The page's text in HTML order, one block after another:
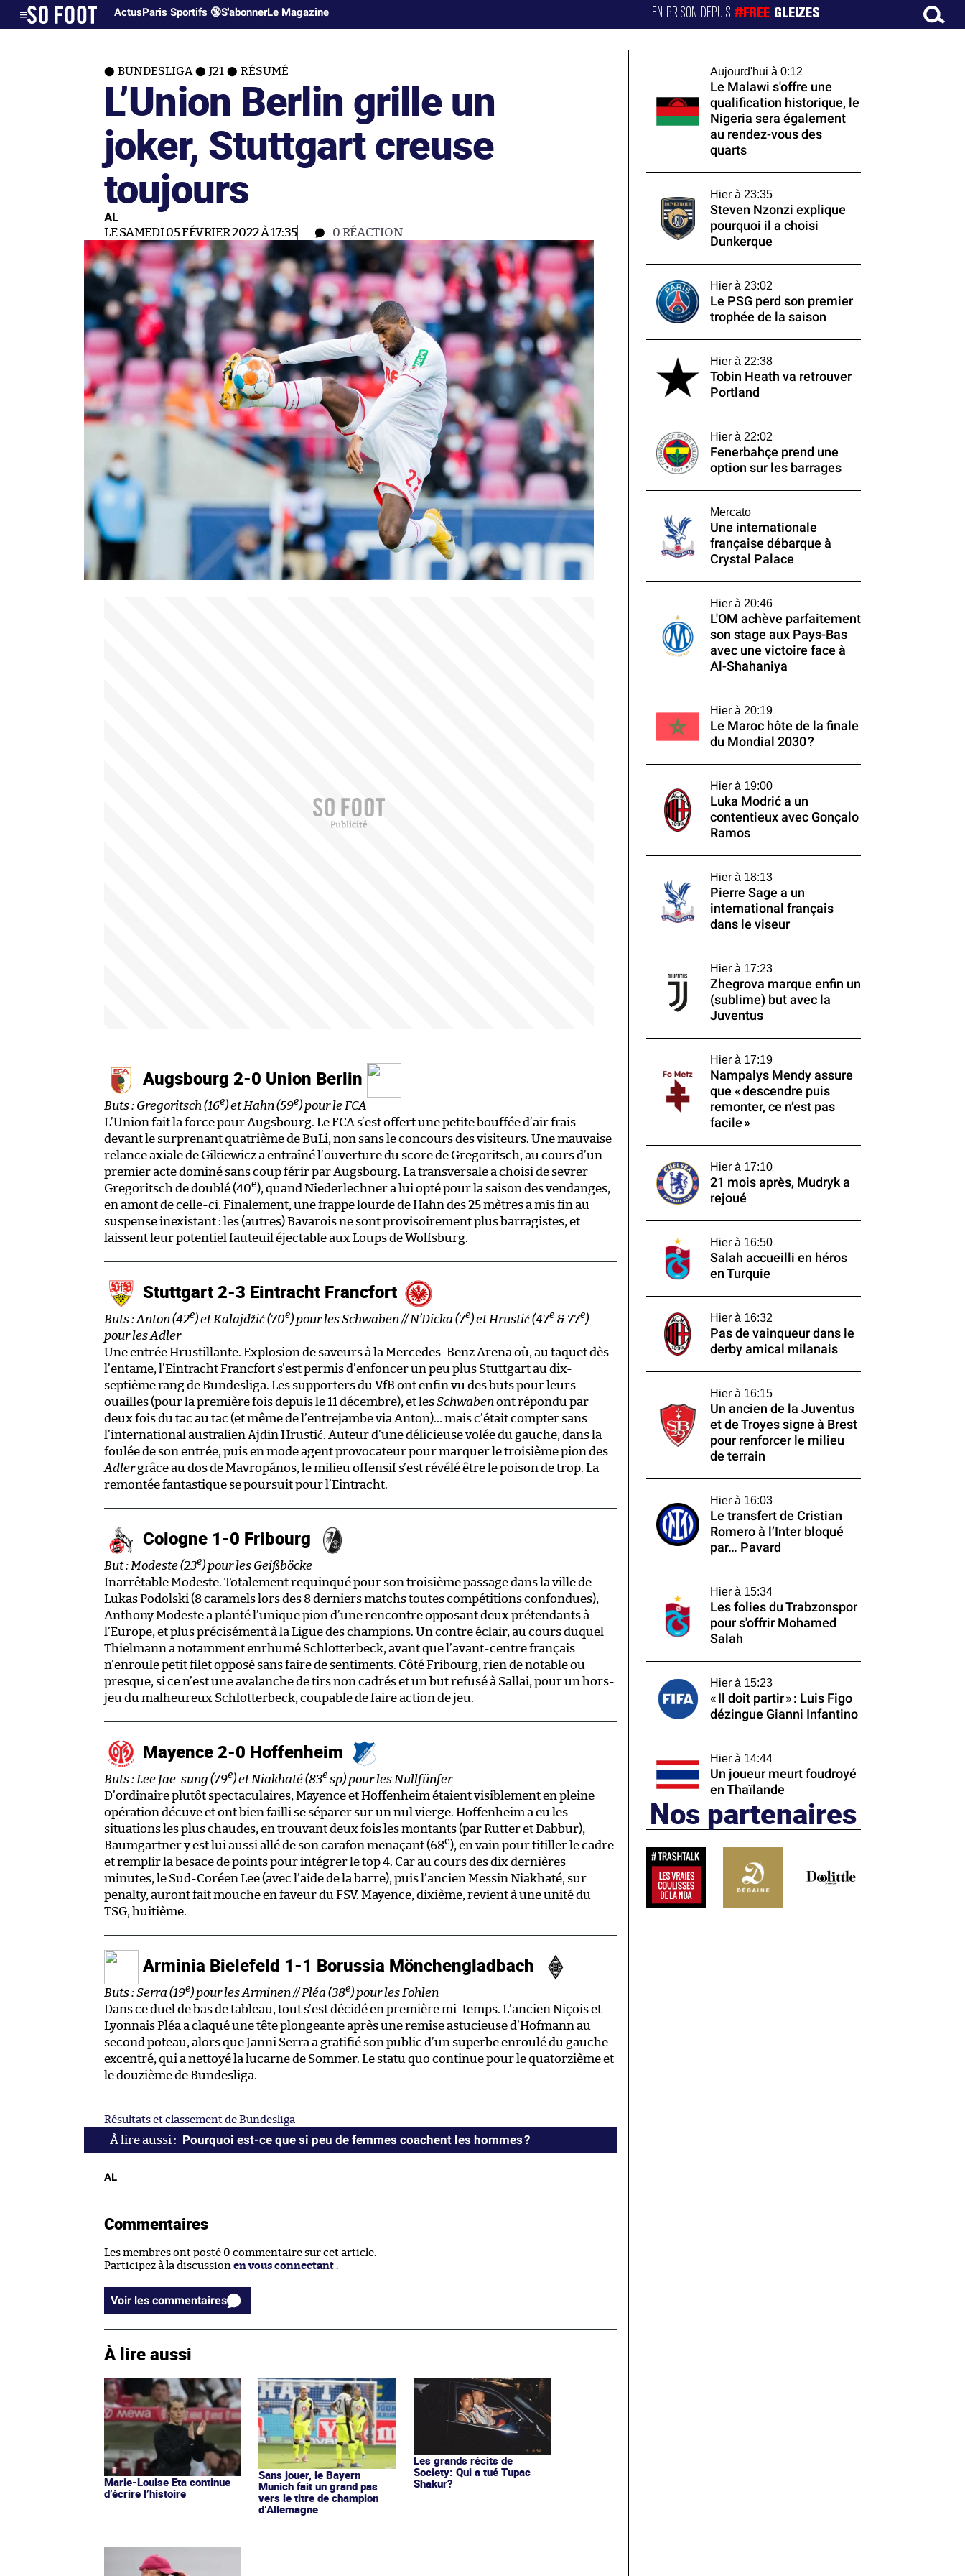
ActusParis Sportifs 🔞S'abonnerLe Magazine EN PRISON DEPUIS#FREE GLEIZES
BUNDESLIGA J21 RÉSUMÉ
L’Union Berlin grille un
joker, Stuttgart creuse
toujours
AL
LE SAMEDI 05 FÉVRIER 2022 À 17:35 0 RÉACTION
Augsbourg 2-0 Union Berlin
Buts : Gregoritsch (16e) et Hahn (59e) pour le FCA
L’Union fait la force pour Augsbourg. Le FCA s’est offert une petite bouffée d’air frais
devant le surprenant quatrième de BuLi, non sans le concours des visiteurs. Une mauvaise
relance axiale de Gikiewicz a entraîné l’ouverture du score de Gregoritsch, au cours d’un
premier acte dominé sans coup férir par Augsbourg. La transversale a choisi de sevrer
Gregoritsch de doublé (40e), quand Niederlechner a lui opté pour la saison des vendanges,
en amont de celle-ci. Finalement, une frappe lourde de Hahn des 25 mètres a mis fin au
suspense inexistant : les (autres) Bavarois ne sont provisoirement plus barragistes, et
laissent leur potentiel fauteuil éjectable aux Loups de Wolfsburg.
Stuttgart 2-3 Eintracht Francfort
Buts : Anton (42e) et Kalajdžić (70e) pour les Schwaben // N’Dicka (7e) et Hrustić (47e & 77e)
pour les Adler
Une entrée Hrustillante. Explosion de saveurs à la Mercedes-Benz Arena où, au taquet dès
l’entame, l’Eintracht Francfort s’est permis d’enfoncer un peu plus Stuttgart au dix-
septième rang de Bundesliga. Les supporters du VfB ont enfin vu des buts pour leurs
ouailles (pour la première fois depuis le 11 décembre), et lesSchwabenont répondu par
deux fois du tac au tac (et même de l’entrejambe via Anton)… mais c’était compter sans
l’international australien Ajdin Hrustić. Auteur d’une délicieuse volée du gauche, dans la
foulée de son entrée, puis en mode agent provocateur pour marquer le troisième pion des
Adlergrâce au dos de Mavropános, le milieu offensif s’est révélé être le poison de trop. La
remontée fantastique se poursuit pour l’Eintracht.
Cologne 1-0 Fribourg
But : Modeste (23e) pour les Geißböcke
Inarrêtable Modeste. Totalement requinqué pour son troisième passage dans la ville de
Lukas Podolski (8 caramels lors des 8 derniers matchs toutes compétitions confondues),
Anthony Modeste a planté l’unique pion d’une rencontre opposant deux prétendants à
l’Europe, et plus précisément à la Ligue des champions. Un contre éclair, au cours duquel
Thielmann a notamment enrhumé Schlotterbeck, avant que l’avant-centre français
n’enroule petit filet opposé sans faire de sentiments. Côté Fribourg, rien de notable ou
presque, si ce n’est une avalanche de tirs non cadrés et un but refusé à Sallai, pour un hors-
jeu du malheureux Schlotterbeck, coupable de faire action de jeu.
Mayence 2-0 Hoffenheim
Buts : Lee Jae-sung (79e) et Niakhaté (83e sp) pour les Nullfünfer
D’ordinaire plutôt spectaculaires, Mayence et Hoffenheim étaient visiblement en pleine
opération décuve et ont bien failli se séparer sur un nul vierge. Hoffenheim a eu les
situations les plus chaudes, en trouvant deux fois les montants (par Rutter et Dabbur),
Baumgartner y est lui aussi allé de son carafon menaçant (68e), en vain pour titiller le cadre
et remplir la besace de points pour intégrer le top 4. Car au cours des dix dernières
minutes, le Sud-Coréen Lee (avec l’aide de la barre), puis l’ancien Messin Niakhaté, sur
penalty, auront fait mouche en faveur du FSV. Mayence, dixième, revient à une unité du
TSG, huitième.
Arminia Bielefeld 1-1 Borussia Mönchengladbach
Buts : Serra (19e) pour les Arminen // Pléa (38e) pour les Fohlen
Dans ce duel de bas de tableau, tout s’est décidé en première mi-temps. L’ancien Niçois et
Lyonnais Pléa a claqué une tête plongeante après une remise astucieuse d’Hofmann au
second poteau, alors que Janni Serra a gratifié son public d’un superbe enroulé du gauche
excentré, qui a nettoyé la lucarne de Sommer. Le statu quo continue pour le quatorzième et
le douzième de Bundesliga.
Résultats et classement de Bundesliga
Pourquoi est-ce que si peu de femmes coachent les hommes ?
AL
Commentaires
Les membres ont posté 0 commentaire sur cet article.
Participez à la discussion en vous connectant
Voir les commentaires
À lire aussi
Marie-Louise Eta continue
d’écrire l’histoire
Sans jouer, le Bayern
Munich fait un grand pas
vers le titre de champion
d’Allemagne
Les grands récits de
Society: Qui a tué Tupac
Shakur?
Aujourd'hui à 0:12
Le Malawi s'offre une
qualification historique, le
Nigeria sera également
au rendez-vous des
quarts
Hier à 23:35
Steven Nzonzi explique
pourquoi il a choisi
Dunkerque
Hier à 23:02
Le PSG perd son premier
trophée de la saison
Hier à 22:38
Tobin Heath va retrouver
Portland
Hier à 22:02
Fenerbahçe prend une
option sur les barrages
Mercato
Une internationale
française débarque à
Crystal Palace
Hier à 20:46
L'OM achève parfaitement
son stage aux Pays-Bas
avec une victoire face à
Al-Shahaniya
Hier à 20:19
Le Maroc hôte de la finale
du Mondial 2030 ?
Hier à 19:00
Luka Modrić a un
contentieux avec Gonçalo
Ramos
Hier à 18:13
Pierre Sage a un
international français
dans le viseur
Hier à 17:23
Zhegrova marque enfin un
(sublime) but avec la
Juventus
Hier à 17:19
Nampalys Mendy assure
que « descendre puis
remonter, ce n’est pas
facile »
Hier à 17:10
21 mois après, Mudryk a
rejoué
Hier à 16:50
Salah accueilli en héros
en Turquie
Hier à 16:32
Pas de vainqueur dans le
derby amical milanais
Hier à 16:15
Un ancien de la Juventus
et de Troyes signe à Brest
pour renforcer le milieu
de terrain
Hier à 16:03
Le transfert de Cristian
Romero à l’Inter bloqué
par… Pavard
Hier à 15:34
Les folies du Trabzonspor
pour s'offrir Mohamed
Salah
Hier à 15:23
« Il doit partir » : Luis Figo
dézingue Gianni Infantino
Hier à 14:44
Un joueur meurt foudroyé
en Thaïlande
Nos partenaires